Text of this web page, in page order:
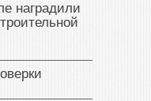
наградили